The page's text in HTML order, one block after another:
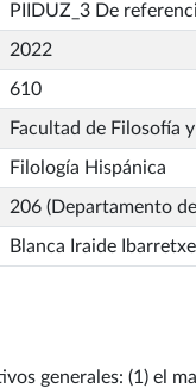
PIIDUZ_3 De
2022
610
Facultad de Filosofía
Filología Hispánica
206 (Departamento
Blanca Iraide
generales: (1) el